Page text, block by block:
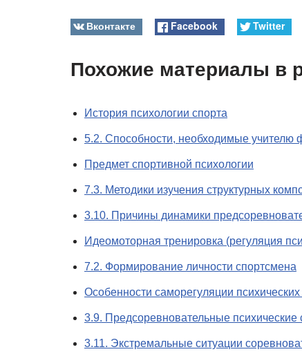
Вконтакте Facebook Twitter
Похожие материалы в
История психологии спорта
5.2. Способности, необходимые учителю
Предмет спортивной психологии
7.3. Методики изучения структурных
3.10. Причины динамики
Идеомоторная тренировка (регуляция
7.2. Формирование личности спортсмена
Особенности саморегуляции
3.9. Предсоревновательные психические
3.11. Экстремальные ситуации